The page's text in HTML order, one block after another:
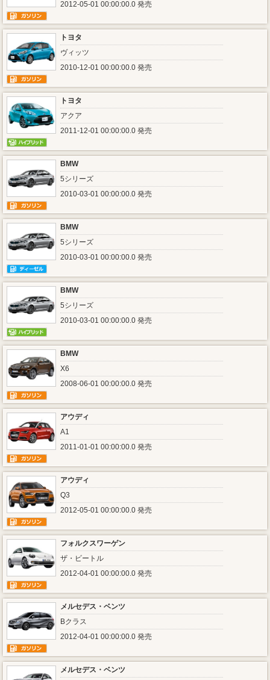
2012-05-01 00:00:00.0 発売
トヨタ
ヴィッツ
2010-12-01 00:00:00.0 発売
トヨタ
アクア
2011-12-01 00:00:00.0 発売
BMW
5シリーズ
2010-03-01 00:00:00.0 発売
BMW
5シリーズ
2010-03-01 00:00:00.0 発売
BMW
5シリーズ
2010-03-01 00:00:00.0 発売
BMW
X6
2008-06-01 00:00:00.0 発売
アウディ
A1
2011-01-01 00:00:00.0 発売
アウディ
Q3
2012-05-01 00:00:00.0 発売
フォルクスワーゲン
ザ・ビートル
2012-04-01 00:00:00.0 発売
メルセデス・ベンツ
Bクラス
2012-04-01 00:00:00.0 発売
メルセデス・ベンツ